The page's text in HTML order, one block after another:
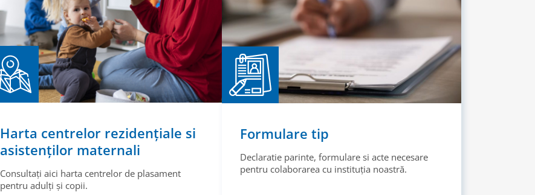
Harta centrelor rezidențiale si
asistenților maternali
Consultați aici harta centrelor de plasament
pentru adulți și copii.
Formulare tip
Declaratie parinte, formulare si acte necesare
pentru colaborarea cu instituția noastră.